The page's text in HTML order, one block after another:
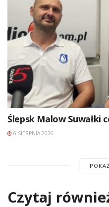
Ślepsk Malow Suwałki
6 SIERPNIA 2026
Czytaj